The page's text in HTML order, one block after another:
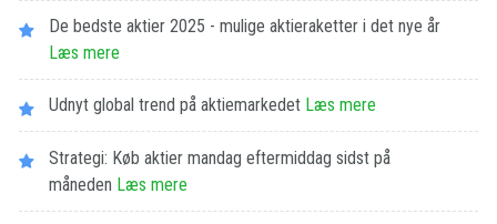
De bedste aktier 2025 - mulige aktieraketter i det nye år
Læs mere
Udnyt global trend på aktiemarkedet Læs mere
Strategi: Køb aktier mandag eftermiddag sidst på
måneden Læs mere